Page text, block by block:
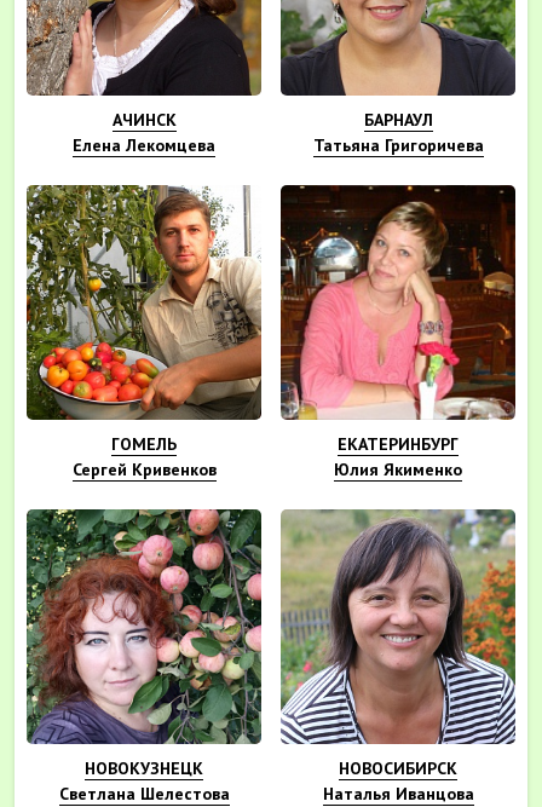
АЧИНСК
Елена Лекомцева
БАРНАУЛ
Татьяна Григоричева
ГОМЕЛЬ
Сергей Кривенков
ЕКАТЕРИНБУРГ
Юлия Якименко
НОВОКУЗНЕЦК
Светлана Шелестова
НОВОСИБИРСК
Наталья Иванцова